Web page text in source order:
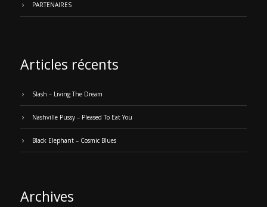
PARTENAIRES
Articles récents
Slash – Living The Dream
Nashville Pussy – Pleased To Eat You
Black Elephant – Cosmic Blues
Archives